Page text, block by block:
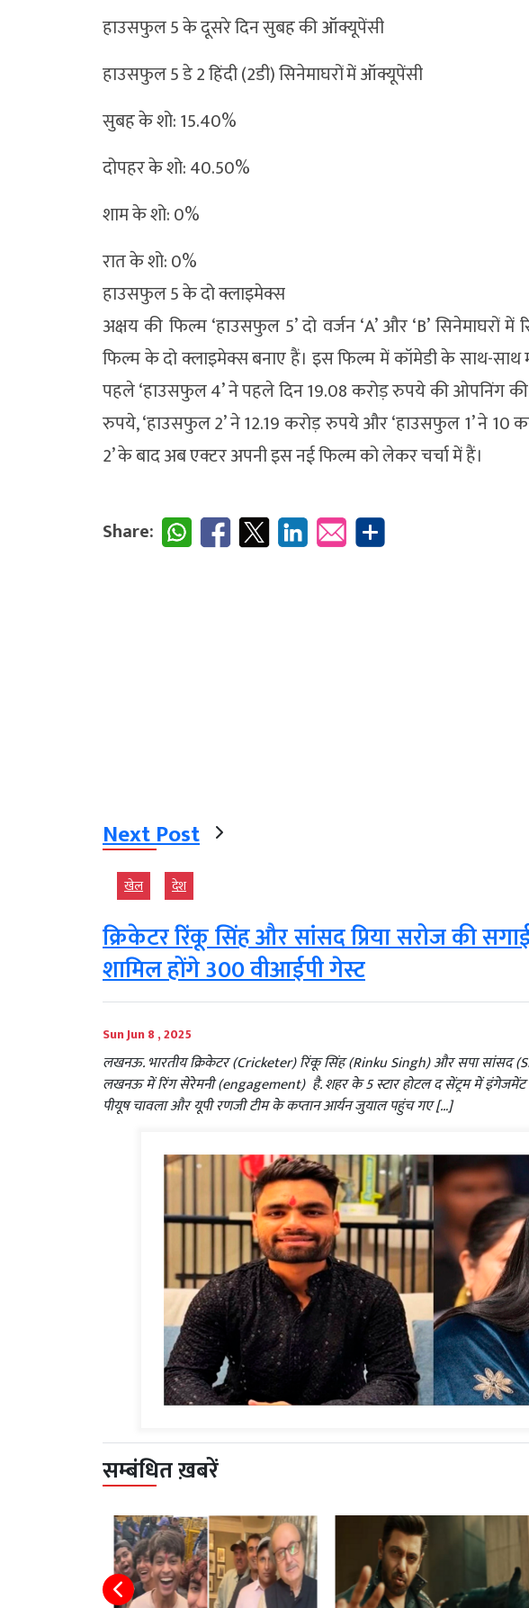
हाउसफुल 5 के दूसरे दिन सुबह की ऑक्यूपेंसी
हाउसफुल 5 डे 2 हिंदी (2डी) सिनेमाघरों में ऑक्यूपेंसी
सुबह के शो: 15.40%
दोपहर के शो: 40.50%
शाम के शो: 0%
रात के शो: 0%
हाउसफुल 5 के दो क्लाइमेक्स
अक्षय की फिल्म ‘हाउसफुल 5’ दो वर्जन ‘A’ और ‘B’ सिनेमाघरों
फिल्म के दो क्लाइमेक्स बनाए हैं। इस फिल्म में कॉमेडी के साथ-साथ
पहले ‘हाउसफुल 4’ ने पहले दिन 19.08 करोड़ रुपये की ओपनिंग की
रुपये, ‘हाउसफुल 2’ ने 12.19 करोड़ रुपये और ‘हाउसफुल 1’ ने 10
2’ के बाद अब एक्टर अपनी इस नई फिल्म को लेकर चर्चा में हैं।
Share:
Next Post
खेल देश
क्रिकेटर रिंकू सिंह और सांसद प्रिया सरोज की
शामिल होंगे 300 वीआईपी गेस्ट
Sun Jun 8 , 2025
लखनऊ. भारतीय क्रिकेटर (Cricketer) रिंकू सिंह (Rinku Singh) और सपा सांसद
लखनऊ में रिंग सेरेमनी (engagement) है. शहर के 5 स्टार होटल द सेंट्रम में इंगेजमेंट
पीयूष चावला और यूपी रणजी टीम के कप्तान आर्यन जुयाल पहुंच गए […]
सम्बंधित ख़बरें